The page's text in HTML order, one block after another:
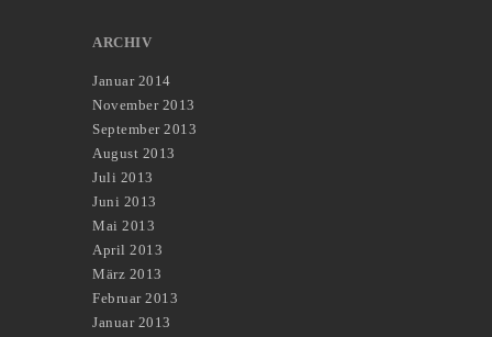
ARCHIV
Januar 2014
November 2013
September 2013
August 2013
Juli 2013
Juni 2013
Mai 2013
April 2013
März 2013
Februar 2013
Januar 2013